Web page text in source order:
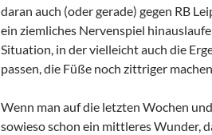
daran auch (oder gerade) gegen RB
ein ziemliches Nervenspiel
Situation, in der vielleicht auch die
passen, die Füße noch zittriger
Wenn man auf die letzten Wochen
sowieso schon ein mittleres Wunder,